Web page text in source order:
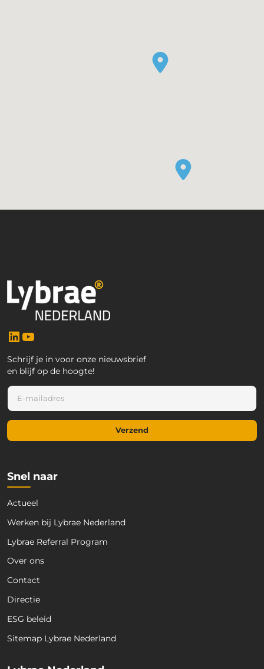
LinkedIn
Schrijf je in voor onze nieuwsbrief
en blijf op de hoogte!
E
m
a
i
Verzend
Snel naar
Actueel
Werken bij Lybrae Nederland
Lybrae Referral Program
Over ons
Contact
Directie
ESG beleid
Sitemap Lybrae Nederland